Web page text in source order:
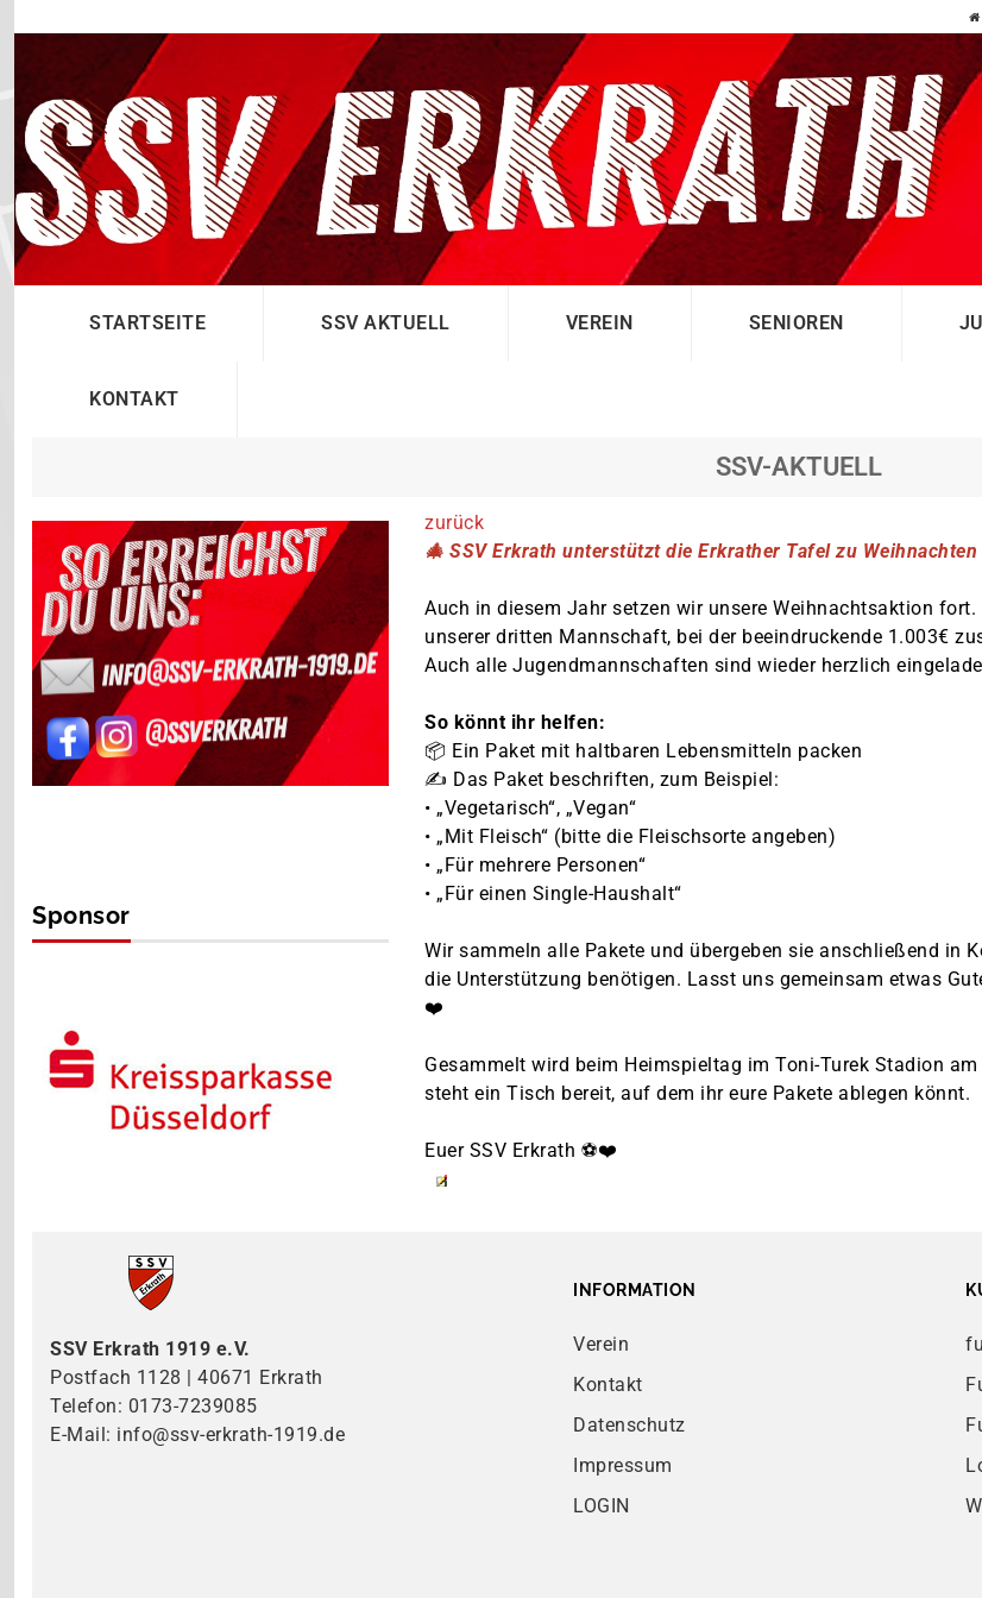
STARTSEITE SSV AKTUELL VEREIN SENIOREN
KONTAKT
SSV-AKTUELL
Sponsor
zurück
🎄 SSV Erkrath unterstützt die Erkrather Tafel zu Weihnachten
Auch in diesem Jahr setzen wir unsere Weihnachtsaktion
unserer dritten Mannschaft, bei der beeindruckende 1.003€
Auch alle Jugendmannschaften sind wieder herzlich
So könnt ihr helfen:
📦 Ein Paket mit haltbaren Lebensmitteln packen
✍ Das Paket beschriften, zum Beispiel:
• „Vegetarisch“, „Vegan“
• „Mit Fleisch“ (bitte die Fleischsorte angeben)
• „Für mehrere Personen“
• „Für einen Single-Haushalt“
Wir sammeln alle Pakete und übergeben sie anschließend in
die Unterstützung benötigen. Lasst uns gemeinsam etwas
❤️
Gesammelt wird beim Heimspieltag im Toni-Turek Stadion am
steht ein Tisch bereit, auf dem ihr eure Pakete ablegen könnt.
Euer SSV Erkrath ⚽❤️
SSV Erkrath 1919 e.V.
Postfach 1128 | 40671 Erkrath
Telefon: 0173-7239085
E-Mail: info@ssv-erkrath-1919.de
INFORMATION
Verein
Kontakt
Datenschutz
Impressum
LOGIN